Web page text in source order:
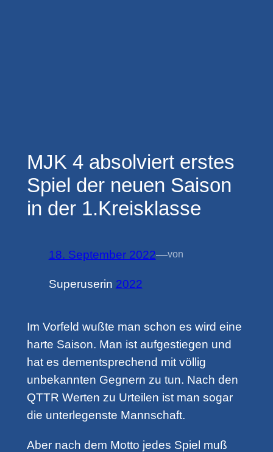
MJK 4 absolviert erstes
Spiel der neuen Saison
in der 1.Kreisklasse
18. September 2022—von
Superuserin 2022
Im Vorfeld wußte man schon es wird eine
harte Saison. Man ist aufgestiegen und
hat es dementsprechend mit völlig
unbekannten Gegnern zu tun. Nach den
QTTR Werten zu Urteilen ist man sogar
die unterlegenste Mannschaft.
Aber nach dem Motto jedes Spiel muß